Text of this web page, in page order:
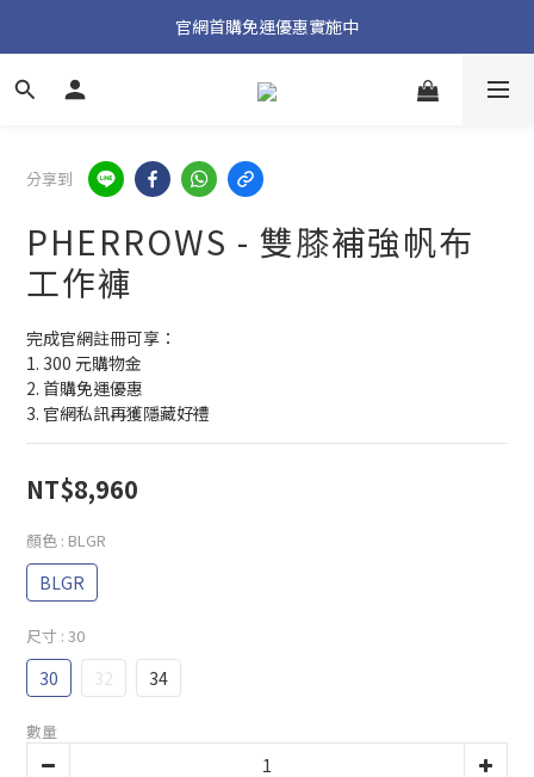
加入官方 LINE 獲取隱藏好禮
官網首購免運優惠實施中
加入官方 LINE 獲取隱藏好禮
分享到
PHERROWS - 雙膝補強帆布
工作褲
完成官網註冊可享：
1. 300 元購物金
2. 首購免運優惠
3. 官網私訊再獲隱藏好禮
NT$8,960
顏色 : BLGR
BLGR
尺寸 : 30
30 32 34
數量